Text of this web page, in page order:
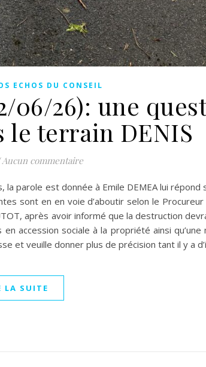
ECHOS DU CONSEIL
06/26): une
le terrain DENIS
Aucun commentaire
parole est donnée à Emile DEMEA lui répond
sont en en voie d’aboutir selon le
après avoir informé que la destruction
accession sociale à la propriété ainsi qu’une
et veuille donner plus de précision tant il y a
LA SUITE